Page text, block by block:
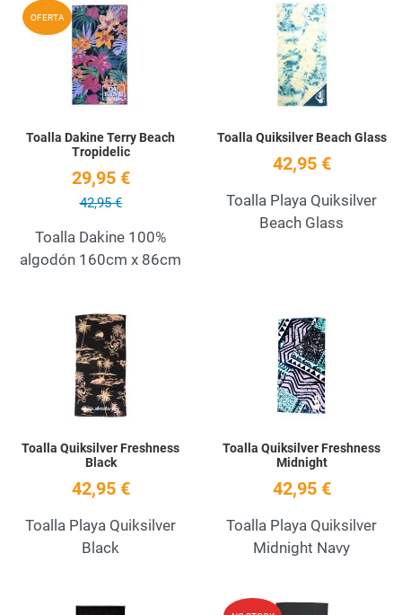
OFERTA Add to Wishlist
Toalla Dakine Terry Beach
Tropidelic
29,95 €
42,95 €
Toalla Dakine 100%
algodón 160cm x 86cm
Toalla Quiksilver Beach Glass
42,95 €
Toalla Playa Quiksilver
Beach Glass
Add to Wishlist
Toalla Quiksilver Freshness
Black
42,95 €
Toalla Playa Quiksilver
Black
Toalla Quiksilver Freshness
Midnight
42,95 €
Toalla Playa Quiksilver
Midnight Navy
Add to Wishlist